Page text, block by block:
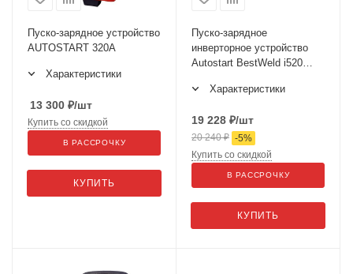
Пуско-зарядное устройство
AUTOSTART 320А
Характеристики
13 300 ₽/шт
КУПИТЬ
Купить со скидкой
В РАССРОЧКУ
Пуско-зарядное
инверторное устройство
Autostart BestWeld i520
Характеристики
19 228 ₽/шт
20 240₽ -5%
КУПИТЬ
Купить со скидкой
В РАССРОЧКУ